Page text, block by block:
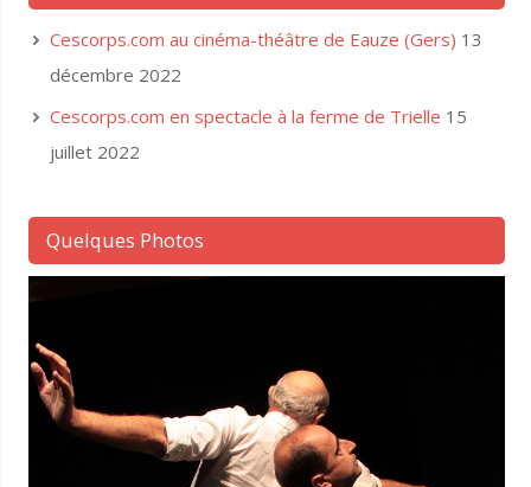
Cescorps.com au cinéma-théâtre de Eauze (Gers) 13
décembre 2022
Cescorps.com en spectacle à la ferme de Trielle 15
juillet 2022
Quelques Photos